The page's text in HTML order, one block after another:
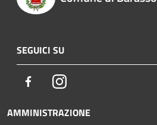
SEGUICI SU
FacebookInstagram
AMMINISTRAZIONE